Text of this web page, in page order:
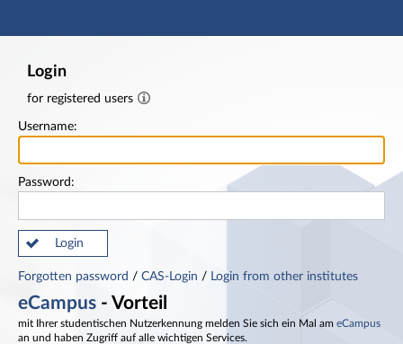
Main navigation
Login
for registered users
Username:
Password:
Login
Forgotten password / CAS-Login / Login from other institutes
eCampus - Vorteil
mit Ihrer studentischen Nutzerkennung melden Sie sich ein Mal am eCampus
an und haben Zugriff auf alle wichtigen Services.